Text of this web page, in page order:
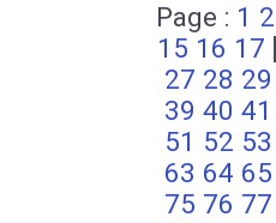
Page : 1 2
15 16 17
27 28 29
39 40 41
51 52 53
63 64 65
75 76 77